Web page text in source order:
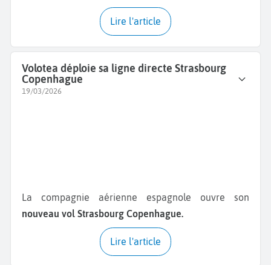
Lire l'article
Volotea déploie sa ligne directe Strasbourg
Copenhague
19/03/2026
La compagnie aérienne espagnole ouvre son
nouveau vol Strasbourg Copenhague.
Lire l'article